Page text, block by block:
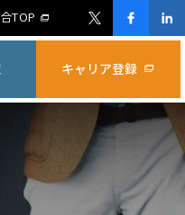
TOP
キャリア登録